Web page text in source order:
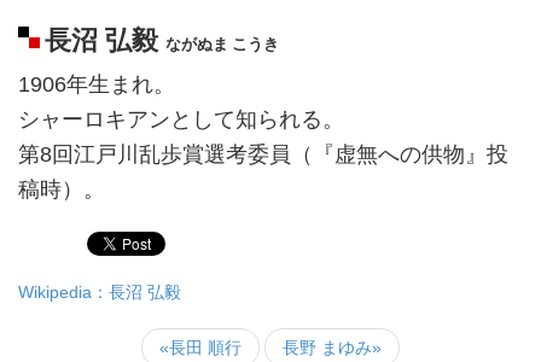
長沼 弘毅ながぬま こうき
1906年生まれ。
シャーロキアンとして知られる。
第8回江戸川乱歩賞選考委員（『虚無への供物』投
稿時）。
Wikipedia：長沼 弘毅
«長田 順行 長野 まゆみ»